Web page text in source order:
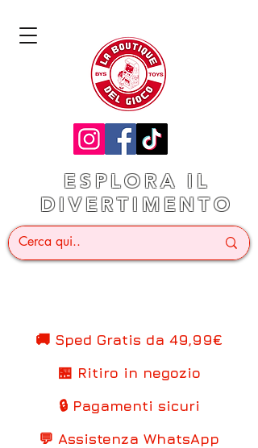
ESPLORA IL
DIVERTIMENTO
🚚 Sped Gratis da 49,99€
🏪 Ritiro in negozio
🔒 Pagamenti sicuri
💬 Assistenza WhatsApp